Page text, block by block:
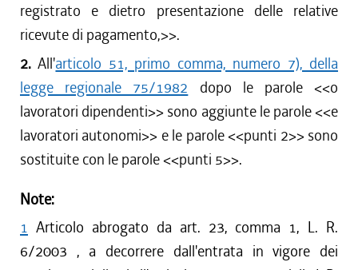
registrato e dietro presentazione delle relative
ricevute di pagamento,>>.
2.All'articolo 51, primo comma, numero 7), della
legge regionale 75/1982 dopo le parole <<o
lavoratori dipendenti>> sono aggiunte le parole <<e
lavoratori autonomi>> e le parole <<punti 2>> sono
sostituite con le parole <<punti 5>>.
Note:
1 Articolo abrogato da art. 23, comma 1, L. R.
6/2003 , a decorrere dall'entrata in vigore dei